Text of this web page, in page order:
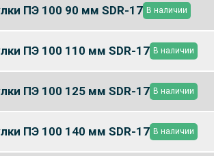
ПЭ 100 90 мм SDR-17 В наличии
ПЭ 100 110 мм SDR-17 В наличии
ПЭ 100 125 мм SDR-17 В наличии
ПЭ 100 140 мм SDR-17 В наличии